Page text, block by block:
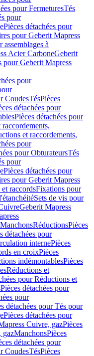
pour FermeturesTés
pour
Pièces détachées pour
pour Geberit Mapress
assemblages à
Acier CarboneGeberit
pour Geberit Mapress
pour
CoudesTésPièces
détachées pour
Pièces détachées pour
et raccordements,
pour
pour ObturateursTés
pour
Pièces détachées pour
pour Geberit Mapress
raccordsFixations pour
Sets de vis pour
Geberit Mapress
RéductionsPièces
détachées pour
internePièces
en croixPièces
indémontablesPièces
Réductions et
pour Réductions et
Pièces détachées pour
pour
détachées pour Tés pour
Pièces détachées pour
Cuivre, gazPièces
gazManchonsPièces
détachées pour
CoudesTésPièces